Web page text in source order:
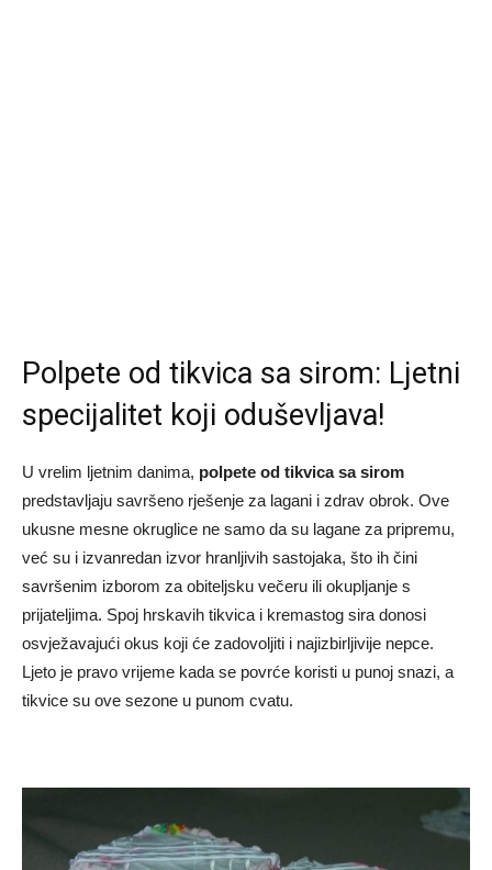
Polpete od tikvica sa sirom: Ljetni
specijalitet koji oduševljava!
U vrelim ljetnim danima, polpete od tikvica sa sirom
predstavljaju savršeno rješenje za lagani i zdrav obrok. Ove
ukusne mesne okruglice ne samo da su lagane za pripremu,
već su i izvanredan izvor hranljivih sastojaka, što ih čini
savršenim izborom za obiteljsku večeru ili okupljanje s
prijateljima. Spoj hrskavih tikvica i kremastog sira donosi
osvježavajući okus koji će zadovoljiti i najizbirljivije nepce.
Ljeto je pravo vrijeme kada se povrće koristi u punoj snazi, a
tikvice su ove sezone u punom cvatu.